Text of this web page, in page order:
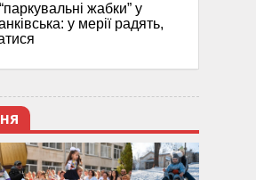
жабки” у
у мерії радять,